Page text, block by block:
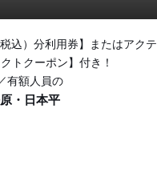
込）分利用券】またはアクテ
トクーポン】付き！
有額人員の
・日本平